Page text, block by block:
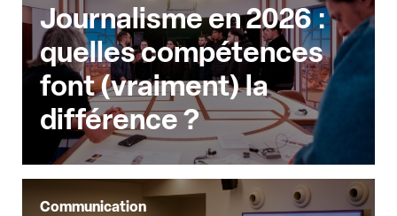
Journalisme en 2026 :
quelles compétences
font (vraiment) la
différence ?
Communication